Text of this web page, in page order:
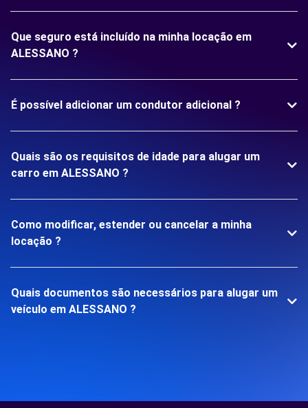
Que seguro está incluído na minha locação em
ALESSANO ?
É possível adicionar um condutor adicional ?
Quais são os requisitos de idade para alugar um
carro em ALESSANO ?
Como modificar, estender ou cancelar a minha
locação ?
Quais documentos são necessários para alugar um
veículo em ALESSANO ?